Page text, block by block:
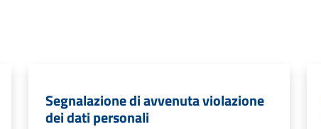
Segnalazione di avvenuta violazione
dei dati personali